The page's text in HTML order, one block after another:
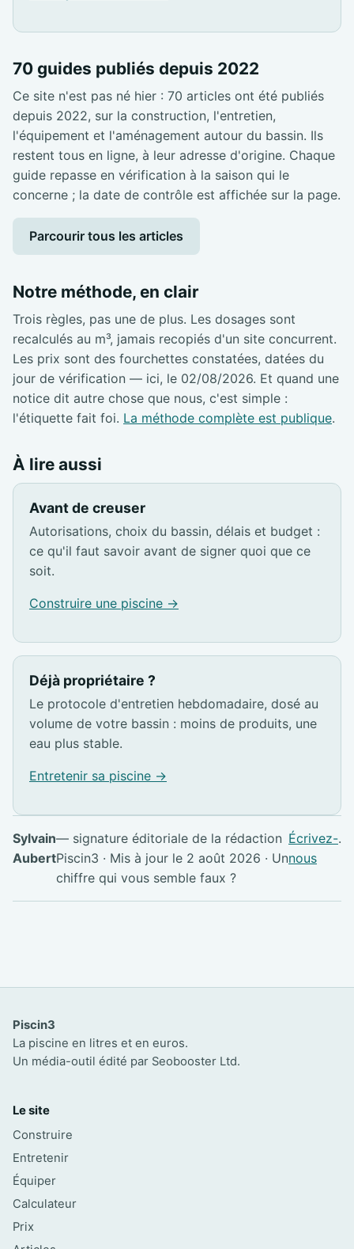
70 guides publiés depuis 2022
Ce site n'est pas né hier : 70 articles ont été publiés
depuis 2022, sur la construction, l'entretien,
l'équipement et l'aménagement autour du bassin. Ils
restent tous en ligne, à leur adresse d'origine. Chaque
guide repasse en vérification à la saison qui le
concerne ; la date de contrôle est affichée sur la page.
Parcourir tous les articles
Notre méthode, en clair
Trois règles, pas une de plus. Les dosages sont
recalculés au m³, jamais recopiés d'un site concurrent.
Les prix sont des fourchettes constatées, datées du
jour de vérification — ici, le 02/08/2026. Et quand une
notice dit autre chose que nous, c'est simple :
l'étiquette fait foi. La méthode complète est publique.
À lire aussi
Avant de creuser
Autorisations, choix du bassin, délais et budget :
ce qu'il faut savoir avant de signer quoi que ce
soit.
Construire une piscine →
Déjà propriétaire ?
Le protocole d'entretien hebdomadaire, dosé au
volume de votre bassin : moins de produits, une
eau plus stable.
Entretenir sa piscine →
Sylvain
Aubert
— signature éditoriale de la rédaction
Piscin3 · Mis à jour le 2 août 2026 · Un
chiffre qui vous semble faux ?
Écrivez-
nous
.
Piscin3
La piscine en litres et en euros.
Un média-outil édité par Seobooster Ltd.
Le site
Construire
Entretenir
Équiper
Calculateur
Prix